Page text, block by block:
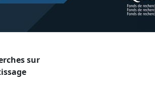
sur